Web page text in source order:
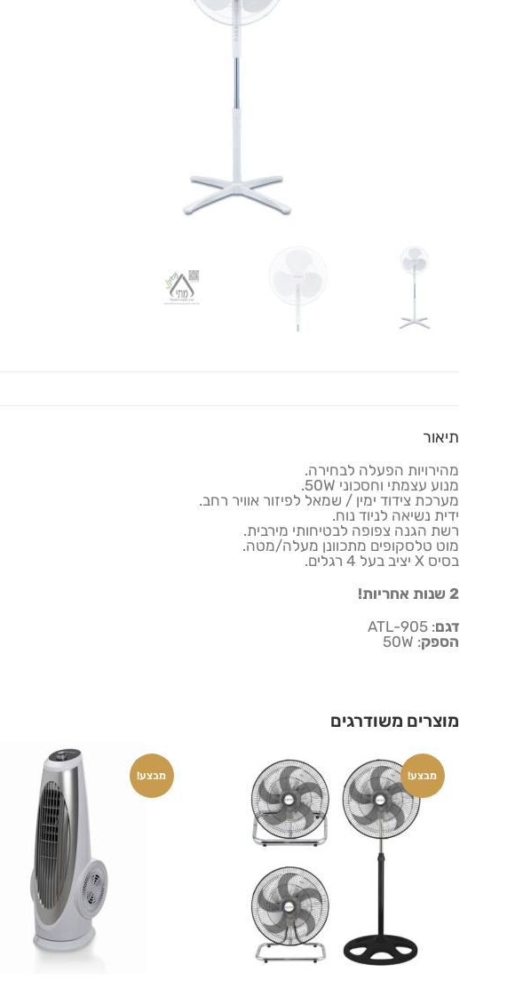
תיאור
מהירויות הפעלה לבחירה.
מנוע עצמתי וחסכוני 50W.
מערכת צידוד ימין / שמאל לפיזור אוויר רחב.
ידית נשיאה לניוד נוח.
רשת הגנה צפופה לבטיחותי מירבית.
מוט טלסקופים מתכוונן מעלה/מטה.
בסיס X יציב בעל 4 רגלים.
2 שנות אחריות!
דגם: ATL-905
הספק: 50W
מוצרים משודרגים
מבצע! מבצע!